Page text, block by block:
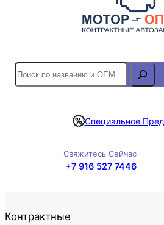
S
e
r
Специальное
Свяжитесь Сейчас
+7 916 527 7446
Контрактные